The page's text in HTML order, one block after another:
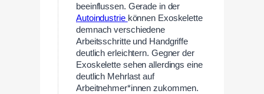
beeinflussen. Gerade in der
Autoindustrie können Exoskelette
demnach verschiedene
Arbeitsschritte und Handgriffe
deutlich erleichtern. Gegner der
Exoskelette sehen allerdings eine
deutlich Mehrlast auf
Arbeitnehmer*innen zukommen.